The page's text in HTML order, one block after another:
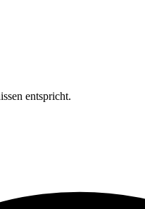
entspricht.